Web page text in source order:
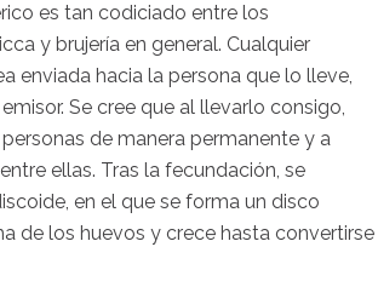
es tan codiciado entre los
y brujería en general. Cualquier
enviada hacia la persona que lo lleve,
Se cree que al llevarlo consigo,
de manera permanente y a
ellas. Tras la fecundación, se
en el que se forma un disco
de los huevos y crece hasta convertirse